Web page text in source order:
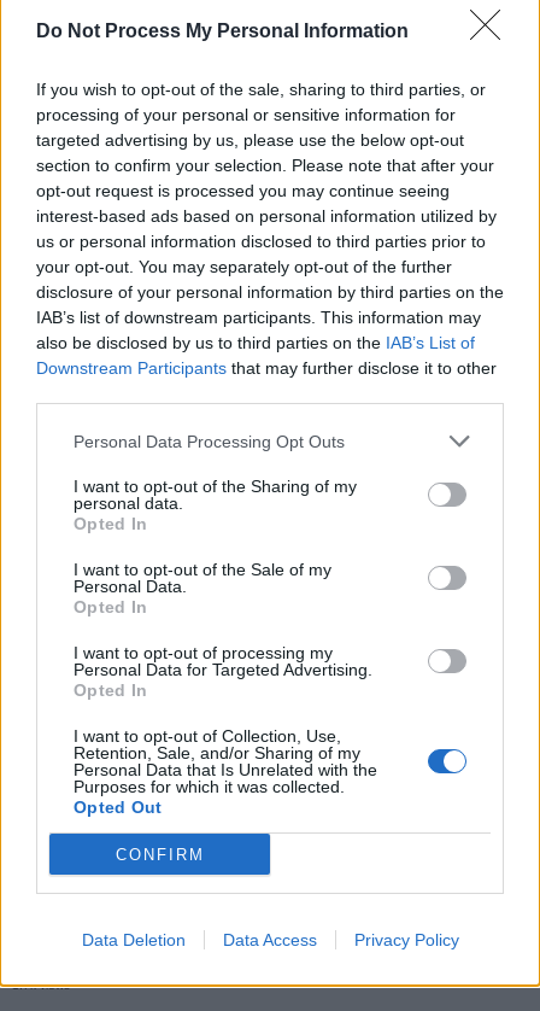
Do Not Process My Personal Information
If you wish to opt-out of the sale, sharing to third parties, or
processing of your personal or sensitive information for
targeted advertising by us, please use the below opt-out
section to confirm your selection. Please note that after your
opt-out request is processed you may continue seeing
interest-based ads based on personal information utilized by
us or personal information disclosed to third parties prior to
your opt-out. You may separately opt-out of the further
disclosure of your personal information by third parties on the
IAB’s list of downstream participants. This information may
also be disclosed by us to third parties on the IAB’s List of
Downstream Participants that may further disclose it to other
Personal Data Processing Opt Outs
I want to opt-out of the Sharing of my
personal data.
Opted In
I want to opt-out of the Sale of my
Personal Data.
Opted In
I want to opt-out of processing my
Personal Data for Targeted Advertising.
Opted In
I want to opt-out of Collection, Use,
Retention, Sale, and/or Sharing of my
Personal Data that Is Unrelated with the
Purposes for which it was collected.
Opted Out
CONFIRM
Data Deletion Data Access Privacy Policy
News Santé
https://news-sante.fr
ARTICLES CONNEXES PLUS DE L'AUTEUR
cardiologues pour
lunettes de sécurité
combattre le cancer
Populaires
Médicament retiré en urgence pour risques graves et données falsifiées
Ce cancer mortel explose chez les personnes nées après 1980 : le
symptôme à repérer
Je suis cardiologue et voici le seul chocolat que je valide : c’est le
meilleur pour le cœur
Cancer du foie : Symptômes silencieux mais vitaux à connaître
1.7k views